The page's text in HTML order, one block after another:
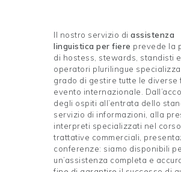
Il nostro servizio di assistenza
linguistica per fiere prevede la
di hostess, stewards, standisti e
operatori plurilingue
grado di gestire tutte le diverse
evento internazionale.
degli ospiti all’entrata dello
servizio di informazioni, alla
interpreti specializzati nel
trattative commerciali,
conferenze: siamo disponibili
un’assistenza completa e